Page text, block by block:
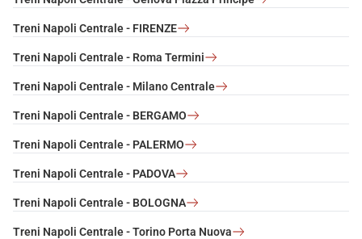
Treni Napoli Centrale - FIRENZE
Treni Napoli Centrale - Roma Termini
Treni Napoli Centrale - Milano Centrale
Treni Napoli Centrale - BERGAMO
Treni Napoli Centrale - PALERMO
Treni Napoli Centrale - PADOVA
Treni Napoli Centrale - BOLOGNA
Treni Napoli Centrale - Torino Porta Nuova